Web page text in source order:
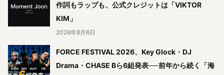
作詞もラップも、公式クレジットは「VIKTOR
KIM」
2026年8月6日
FORCE FESTIVAL 2026、Key Glock・DJ
Drama・CHASE Bら6組発表──前年から続く「海